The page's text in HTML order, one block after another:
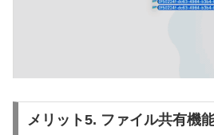
メリット5. ファイル共有機